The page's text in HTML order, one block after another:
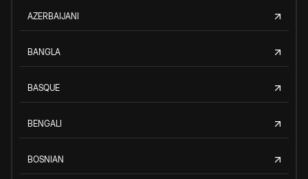
AZERBAIJANI
BANGLA
BASQUE
BENGALI
BOSNIAN